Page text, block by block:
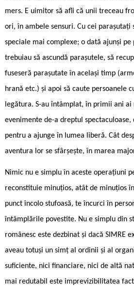
mers. E uimitor să afli că unii treceau
ori, în ambele sensuri. Cu cei parașutați
speciale mai complexe; o dată ajunși pe
trebuiau să ascundă parașutele, să
fuseseră parașutate în același timp
hrană etc.) și apoi să caute persoanele
legătura. S-au întâmplat, în primii ani
evenimente de-a dreptul spectaculoase,
pentru a ajunge în lumea liberă. Cât
aventura lor se sfârșește, în marea
Nimic nu e simplu în aceste operațiuni
reconstituie minuțios, atât de minuțios
punct încolo stufoasă, te încurci în
întâmplările povestite. Nu e simplu din
românesc este dezbinat și dacă SIMRE
aveau totuși un simț al ordinii și al
suficiente, nici financiare, nici de altă
mai redutabil este imprevizibilitatea